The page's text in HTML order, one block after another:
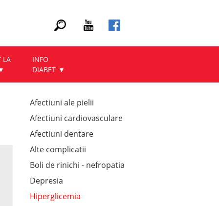
LA
INFO
DIABET
Afectiuni ale pielii
Afectiuni cardiovasculare
Afectiuni dentare
Alte complicatii
Boli de rinichi - nefropatia
Depresia
Hiperglicemia